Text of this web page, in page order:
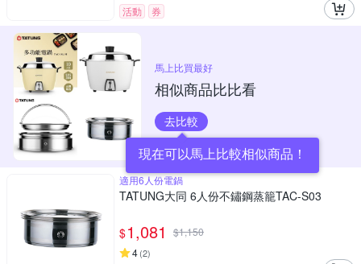
活動 券
馬上比買最好
相似商品比比看
去比較
現在可以馬上比較相似商品！
適用6人份電鍋
TATUNG大同 6人份不鏽鋼蒸籠TAC-S03
$1,081 $1,150
4(2)